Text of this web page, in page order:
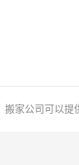
搬家公司可以提